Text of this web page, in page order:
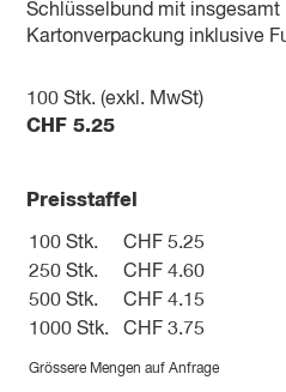
Schlüsselbund mit insgesamt
Kartonverpackung inklusive
100 Stk. (exkl. MwSt)
CHF 5.25
Preisstaffel
100 Stk.
CHF 5.25
250 Stk.
CHF 4.60
500 Stk.
CHF 4.15
1000 Stk.
CHF 3.75
Grössere Mengen auf Anfrage